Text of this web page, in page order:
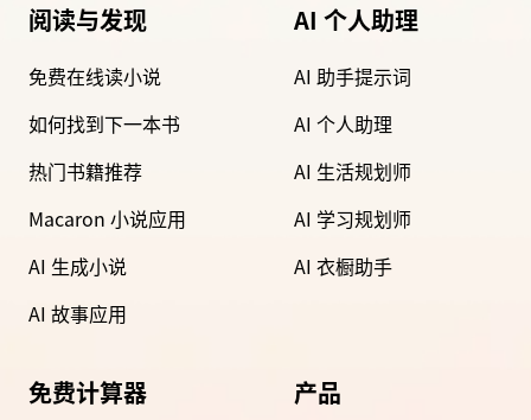
阅读与发现
免费在线读小说
如何找到下一本书
热门书籍推荐
Macaron 小说应用
AI 生成小说
AI 故事应用
AI 个人助理
AI 助手提示词
AI 个人助理
AI 生活规划师
AI 学习规划师
AI 衣橱助手
免费计算器 产品